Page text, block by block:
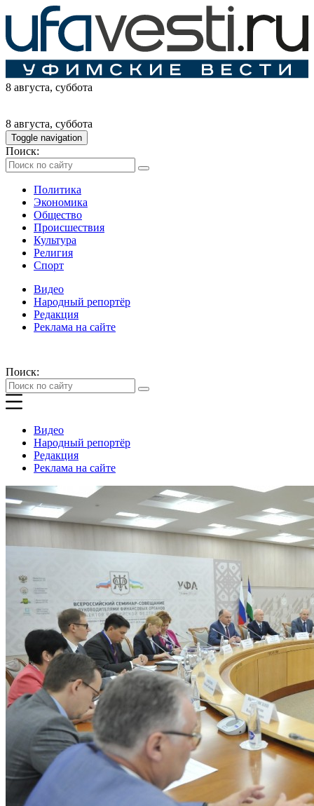
8 августа, суббота
8 августа, суббота
Toggle navigation
Поиск:
Политика
Экономика
Общество
Происшествия
Культура
Религия
Спорт
Видео
Народный репортёр
Редакция
Реклама на сайте
Поиск:
Видео
Народный репортёр
Редакция
Реклама на сайте